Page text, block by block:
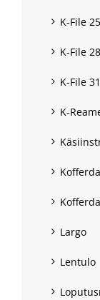
K-File
K-File
K-File
K-
Largo
Lentulo